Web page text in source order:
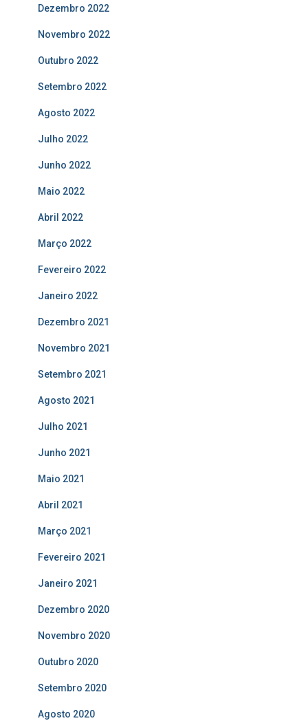
Dezembro 2022
Novembro 2022
Outubro 2022
Setembro 2022
Agosto 2022
Julho 2022
Junho 2022
Maio 2022
Abril 2022
Março 2022
Fevereiro 2022
Janeiro 2022
Dezembro 2021
Novembro 2021
Setembro 2021
Agosto 2021
Julho 2021
Junho 2021
Maio 2021
Abril 2021
Março 2021
Fevereiro 2021
Janeiro 2021
Dezembro 2020
Novembro 2020
Outubro 2020
Setembro 2020
Agosto 2020